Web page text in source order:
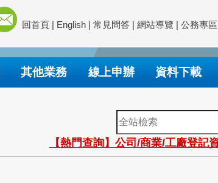
回首頁 | English | 常見問答 | 網站導覽 | 公務專區
其他業務 線上申辦 資料下載
全
站
檢
索
【熱門查詢】公司/商業/工廠登記